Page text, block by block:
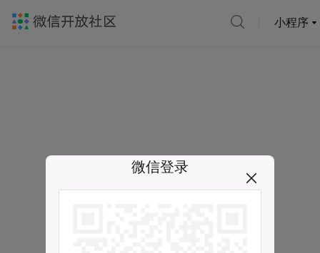
小程序
微信登录